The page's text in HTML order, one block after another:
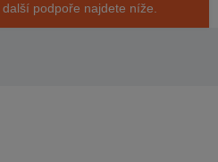
podpoře najdete níže.